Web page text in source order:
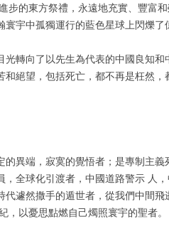
步的東方祭禮，永遠地充實、豐富
宇中孤獨運行的藍色星球上閃爍了
光轉向了以先生為代表的中國良知
和絕望，包括死亡，都不再是枉然
的異端，寂寞的覺悟者；是專制主
，全球化引渡者，中國道路警示 人
代遽然撒手的遁世者，從我們中間
，以憂思點燃自己燭照寰宇的聖者。